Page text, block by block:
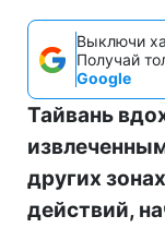
Выключи
Получай
Google
Тайвань
других
действий,